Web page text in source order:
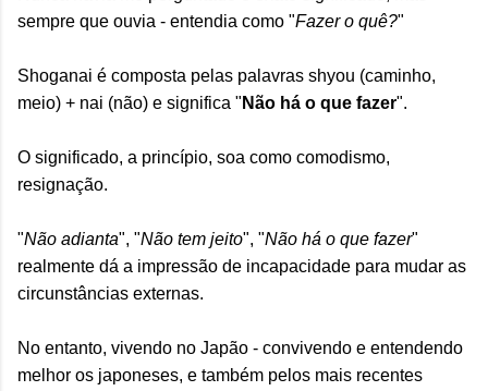
sempre que ouvia - entendia como "Fazer o quê?"
Shoganai é composta pelas palavras shyou (caminho,
meio) + nai (não) e significa " Não há o que fazer".
O significado, a princípio, soa como comodismo,
resignação.
"Não adianta", "Não tem jeito", "Não há o que fazer"
realmente dá a impressão de incapacidade para mudar as
circunstâncias externas.
No entanto, vivendo no Japão - convivendo e entendendo
melhor os japoneses, e também pelos mais recentes